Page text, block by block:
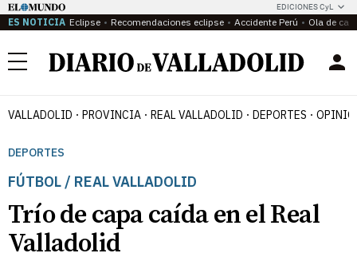
EDICIONES CyL
ES NOTICIA Eclipse Recomendaciones eclipse Accidente Perú Ola de
Menú
VALLADOLID PROVINCIA REAL VALLADOLID DEPORTES
DEPORTES
FÚTBOL / REAL VALLADOLID
Trío de capa caída en el Real
Valladolid